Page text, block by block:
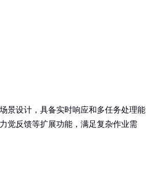
景设计，具备实时响应和多任务处理能
觉反馈等扩展功能，满足复杂作业需